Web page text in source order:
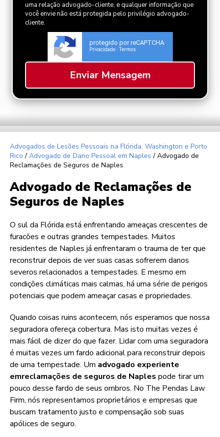
uma relação advogado-cliente, e qualquer informação que
você envie não está protegida pelo privilégio advogado-
cliente.
protegido por reCAPTCHA
Privacidade - Termos
Advogados de Lesões Pessoais na Flórida, Washington e Porto
Rico / Advogado de Dano Pessoal em Naples / Advogado de
Reclamações de Seguros de Naples
Advogado de Reclamações de
Seguros de Naples
O sul da Flórida está enfrentando ameaças crescentes de
furacões e outras grandes tempestades. Muitos
residentes de Naples já enfrentaram o trauma de ter que
reconstruir depois de ver suas casas sofrerem danos
severos relacionados a tempestades. E mesmo em
condições climáticas mais calmas, há uma série de perigos
potenciais que podem ameaçar casas e propriedades.
Quando coisas ruins acontecem, nós esperamos que nossa
seguradora ofereça cobertura. Mas isto muitas vezes é
mais fácil de dizer do que fazer. Lidar com uma seguradora
é muitas vezes um fardo adicional para reconstruir depois
de uma tempestade. Um advogado experiente
emreclamações de seguros de Naples pode tirar um
pouco desse fardo de seus ombros. No The Pendas Law
Firm, nós representamos proprietários e empresas que
buscam tratamento justo e compensação sob suas
apólices de seguro.